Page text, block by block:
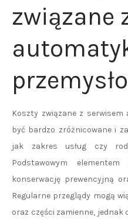
związane
Koszty związane z
być bardzo zróżnicowane i
jak zakres usług czy
Podstawowym
konserwację prewencyjną
Regularne przeglądy mogą
oraz części zamienne, jednak